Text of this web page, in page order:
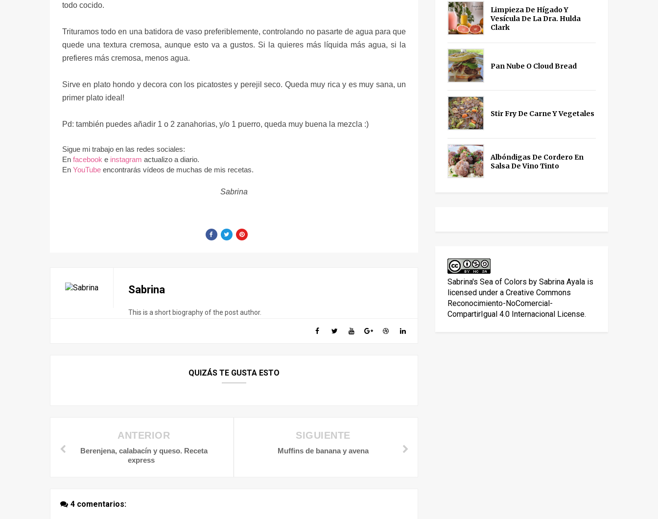
todo cocido.
Trituramostodo en una batidora de vaso preferiblemente, controlando no pasarte de agua para que
quede una textura cremosa, aunque esto va a gustos. Si la quieres más líquida más agua, si la
prefieres más cremosa, menos agua.
Sirve en plato hondo y decora con los picatostes y perejil seco. Queda muy rica y es muy sana, un
primer plato ideal!
Pd: también puedes añadir 1 o 2 zanahorias, y/o 1 puerro, queda muy buena la mezcla :)
Sigue mi trabajo en las redes sociales:
En facebook e instagram actualizo a diario.
En YouTube encontrarás vídeos de muchas de mis recetas.
Sabrina
Sabrina
This is a short biography of the post author.
QUIZÁS TE GUSTA ESTO
SIGUIENTE
Muffins de banana y avena
ANTERIOR
Berenjena, calabacín y queso. Receta
express
4 comentarios:
Limpieza De Hígado Y
Vesícula De La Dra. Hulda
Clark
Pan Nube O Cloud Bread
Stir Fry De Carne Y Vegetales
Albóndigas De Cordero En
Salsa De Vino Tinto
Sabrina's Sea of Colors by Sabrina Ayalais
licensed under a Creative Commons
Reconocimiento-NoComercial-
CompartirIgual 4.0 Internacional License.